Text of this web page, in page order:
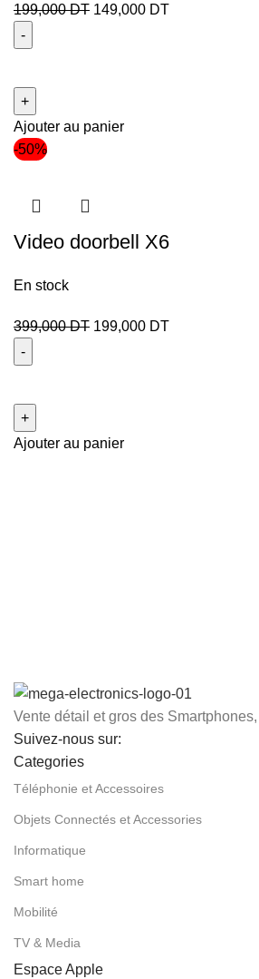
199,000DT 149,000 DT
Ajouter au panier
-50%
Video doorbell X6
En stock
399,000DT 199,000 DT
Ajouter au panier
Vente détail et gros des
Suivez-nous sur:
Categories
Téléphonie et Accessoires
Objets Connectés et Accessories
Informatique
Smart home
Mobilité
TV & Media
Espace Apple